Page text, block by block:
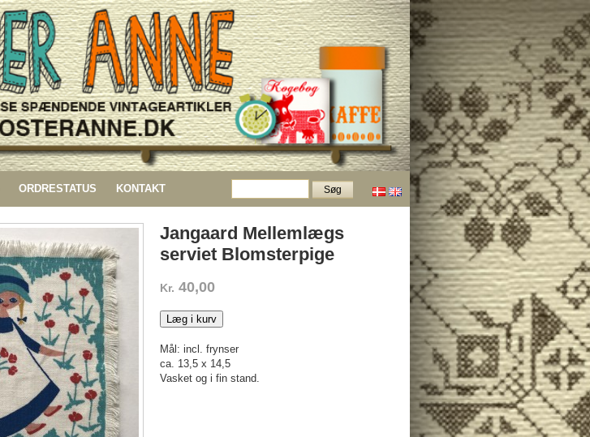
ORDRESTATUS KONTAKT
Jangaard Mellemlægs
serviet Blomsterpige
Kr. 40,00
Læg i kurv
Mål: incl. frynser
ca. 13,5 x 14,5
Vasket og i fin stand.